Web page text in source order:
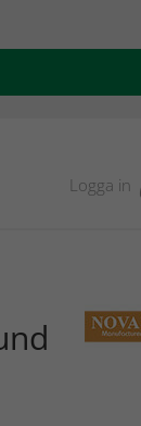
Logga in